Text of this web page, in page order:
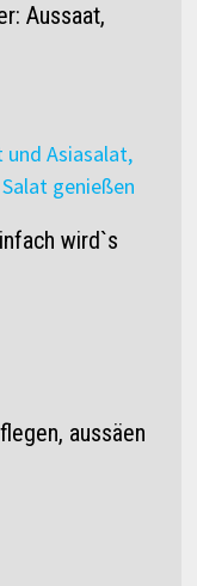
Aussaat,
wird`s
aussäen